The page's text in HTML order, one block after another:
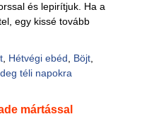
és lepirítjuk. Ha a
egy kissé tovább
, Hétvégi ebéd Böjt,
téli napokra
mártással